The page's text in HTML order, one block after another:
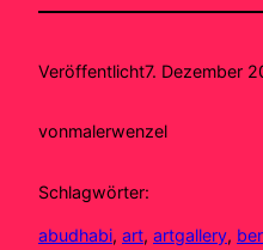
Veröffentlicht7. Dezember
vonmalerwenzel
Schlagwörter:
abudhabi, art, artgallery,